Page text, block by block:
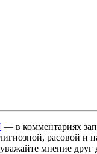
— в комментариях
расовой
мнение